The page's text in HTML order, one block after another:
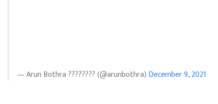
— Arun Bothra ???????? (@arunbothra) December 9, 2021